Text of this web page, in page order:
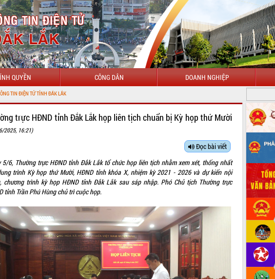
QUYỀN CÔNG DÂN DOANH NGHIỆP
trực HĐND tỉnh Đắk Lắk họp liên tịch chuẩn bị Kỳ họp thứ Mười
2025, 16:21)
Đọc bài viết
5/6, Thường trực HĐND tỉnh Đắk Lắk tổ chức họp liên tịch nhằm xem xét, thống nhất
trình Kỳ họp thứ Mười, HĐND tỉnh khóa X, nhiệm kỳ 2021 - 2026 và dự kiến nội
chương trình kỳ họp HĐND tỉnh Đắk Lắk sau sáp nhập. Phó Chủ tịch Thường trực
tỉnh Trần Phú Hùng chủ trì cuộc họp.